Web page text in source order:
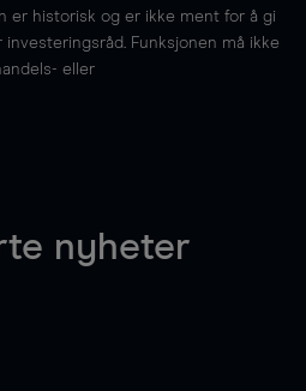
er historisk og er ikke ment for å gi
Funksjonen må ikke
eller
nyheter